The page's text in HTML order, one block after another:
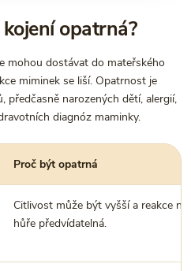
opatrná?
mohou dostávat do mateřského
miminek se liší. Opatrnost je
předčasně narozených dětí, alergií,
diagnóz maminky.
Proč být opatrná
Citlivost může být vyšší a reakce
hůře předvídatelná.